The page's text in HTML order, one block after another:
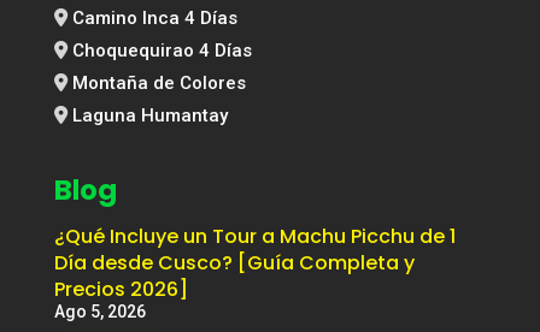
Camino Inca 4 Días
Choquequirao 4 Días
Montaña de Colores
Laguna Humantay
Blog
¿Qué Incluye un Tour a Machu Picchu de 1
Día desde Cusco? [Guía Completa y
Precios 2026]
Ago 5, 2026